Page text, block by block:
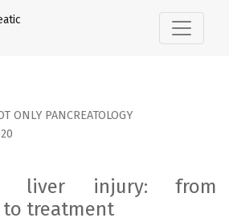
from pathogenesis to treatment
ONLY PANCREATOLOGY
liver injury: from
to treatment